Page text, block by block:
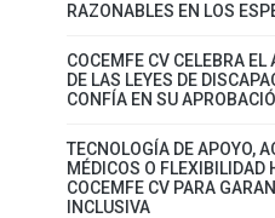
RAZONABLES EN LOS
COCEMFE CV CELEBRA EL
DE LAS LEYES DE
CONFÍA EN SU
TECNOLOGÍA DE APOYO,
MÉDICOS O FLEXIBILIDAD
COCEMFE CV PARA
INCLUSIVA